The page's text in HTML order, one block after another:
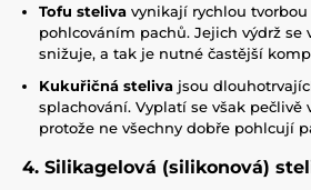
Tofu steliva vynikají rychlou
pohlcováním pachů. Jejich výdrž se
snižuje, a tak je nutné častější
Kukuřičná steliva jsou
splachování. Vyplatí se však pečlivě
protože ne všechny dobře pohlcují
4. Silikagelová (silikonová)